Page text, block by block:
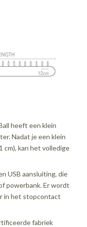
heeft een klein
Nadat je een klein
cm), kan het volledige
USB aansluiting, die
powerbank. Er wordt
in het stopcontact
fabriek